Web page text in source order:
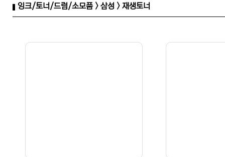
잉크/토너/드럼/소모품 > 삼성 > 재생토너